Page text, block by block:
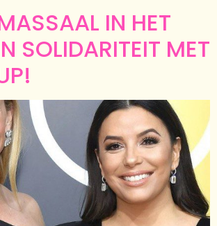
IN HET
SOLIDARITEIT MET